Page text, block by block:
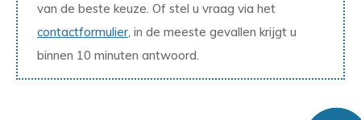
van de beste keuze. Of stel u vraag via het
contactformulier, in de meeste gevallen krijgt u
binnen 10 minuten antwoord.